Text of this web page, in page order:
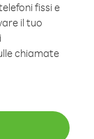
fissi e
il tuo
chiamate